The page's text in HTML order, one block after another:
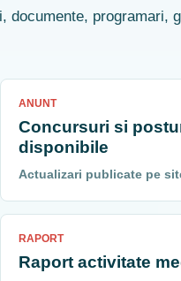
documente, programari,
ANUNT
Concursuri si
disponibile
Actualizari publicate pe
RAPORT
Raport activitate